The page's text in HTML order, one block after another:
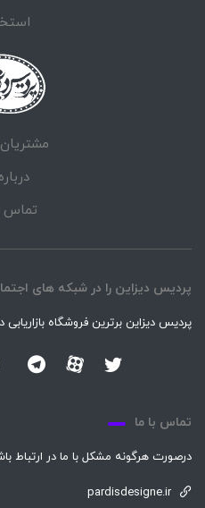
مشتریان
تماس
پردیس دیزاین را در شبکه های
پردیس دیزاین برترین فروشگاه
تماس با ما
درصورت هرگونه مشکل با ما در ارتباط
pardisdesigne.ir